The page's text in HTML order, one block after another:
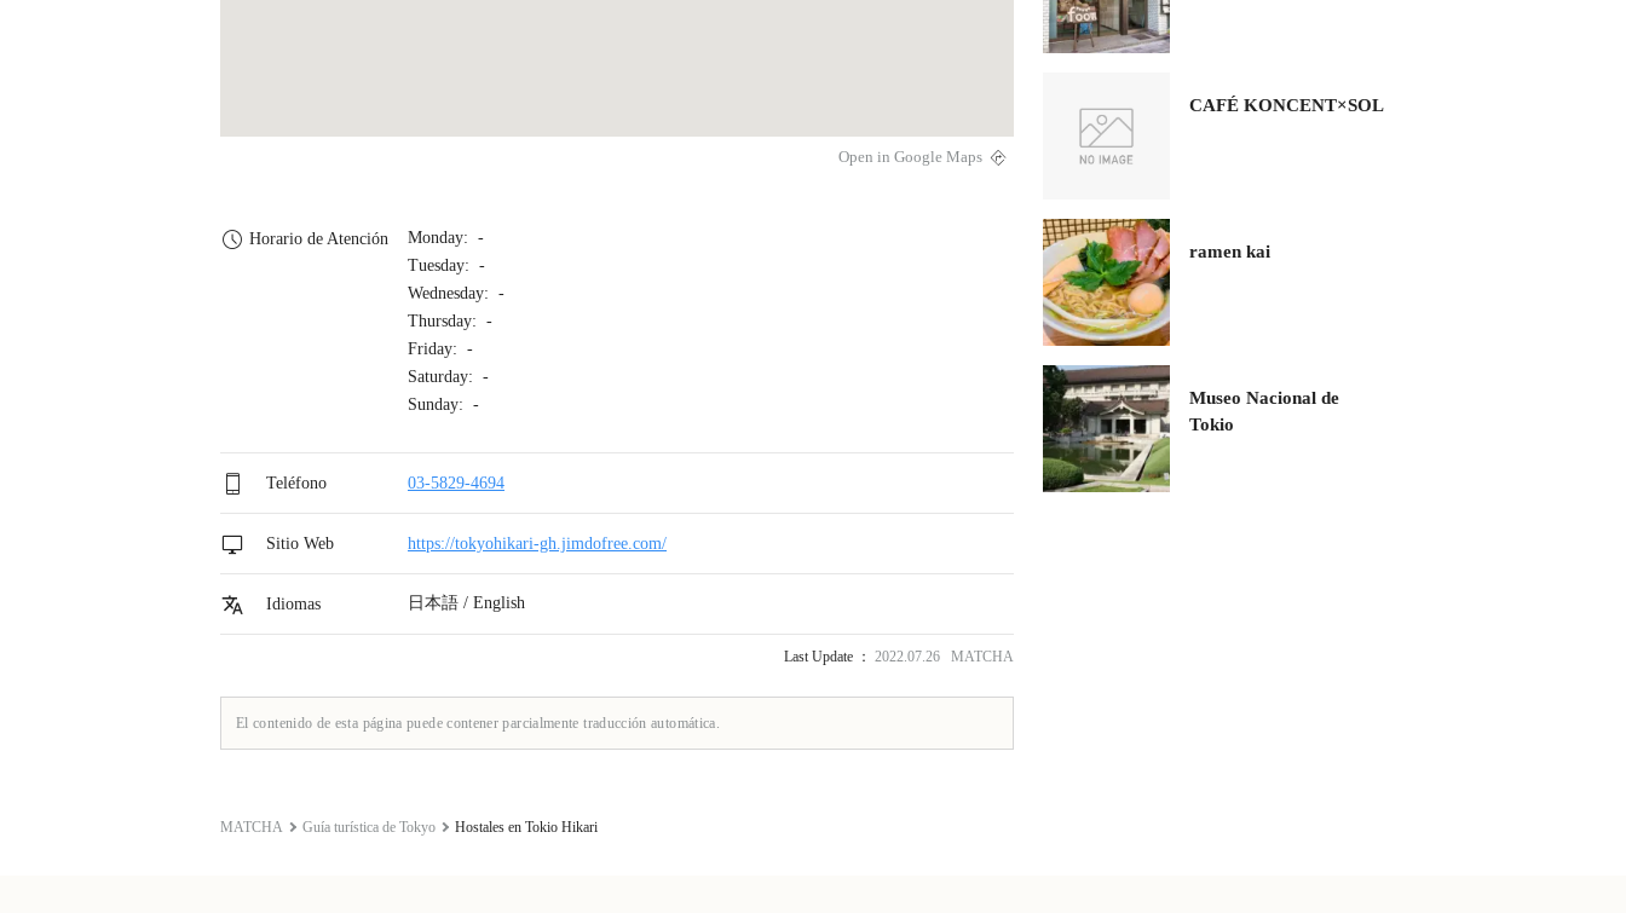
Open in Google Maps
Horario de Atención
Monday: -
Tuesday: -
Wednesday: -
Thursday: -
Friday: -
Saturday: -
Sunday: -
Teléfono 03-5829-4694
Sitio Web https://tokyohikari-gh.jimdofree.com/
Idiomas 日本語 / English
Last Update ： 2022.07.26 MATCHA
El contenido de esta página puede contener parcialmente traducción automática.
CAFÉ KONCENT×SOL
ramen kai
Museo Nacional de
Tokio
MATCHA Guía turística de Tokyo Hostales en Tokio Hikari